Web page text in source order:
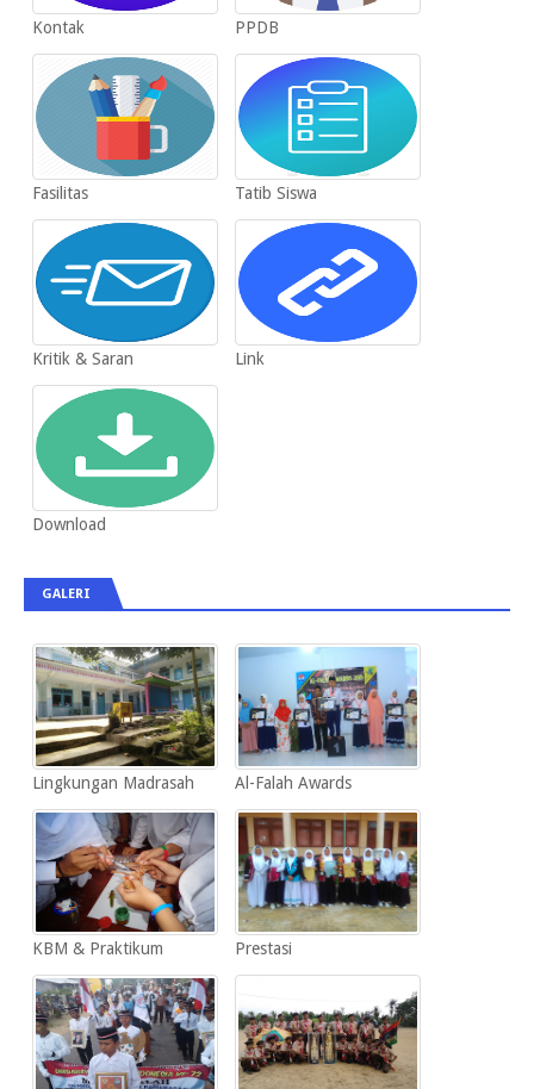
Kontak PPDB
Fasilitas Tatib Siswa
Kritik & Saran Link
Download
GALERI
Lingkungan Madrasah Al-Falah Awards
KBM & Praktikum Prestasi